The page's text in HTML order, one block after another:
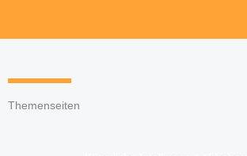
Themenseiten